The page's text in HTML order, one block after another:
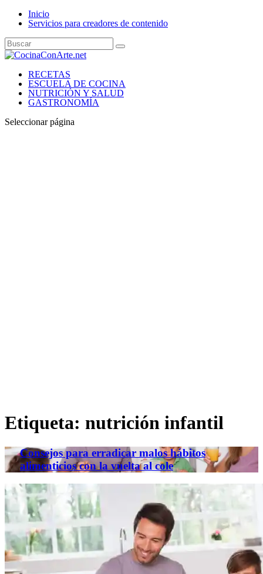
Inicio
Servicios para creadores de contenido
RECETAS
ESCUELA DE COCINA
NUTRICIÓN Y SALUD
GASTRONOMÍA
Seleccionar página
Etiqueta: nutrición infantil
Consejos para erradicar malos hábitos
alimenticios con la vuelta al cole